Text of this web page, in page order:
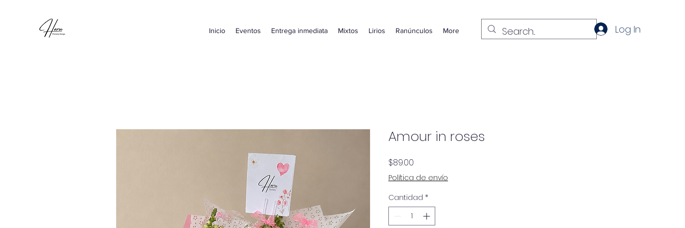
Inicio Eventos Entrega inmediata Mixtos Lirios Ranúnculos More Log In
Amour in roses
$89.00
Política de envío
Cantidad *